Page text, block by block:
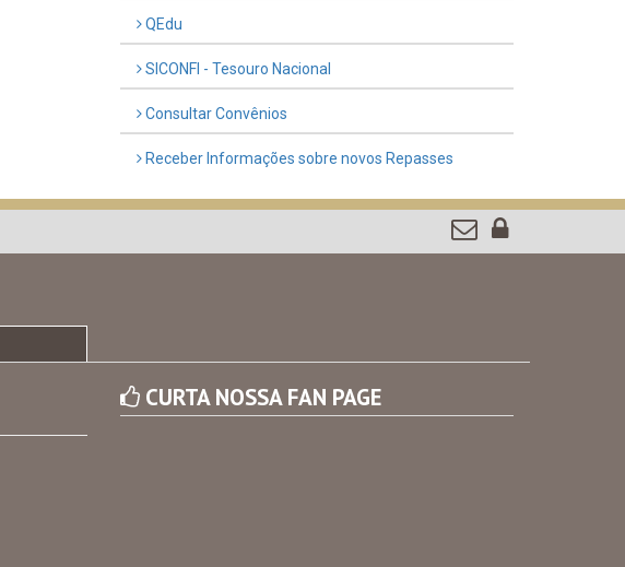
QEdu
SICONFI - Tesouro Nacional
Consultar Convênios
Receber Informações sobre novos Repasses
CURTA NOSSA FAN PAGE